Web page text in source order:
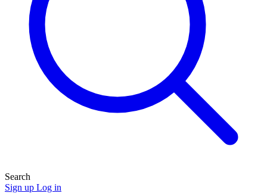
Search
Sign up Log in